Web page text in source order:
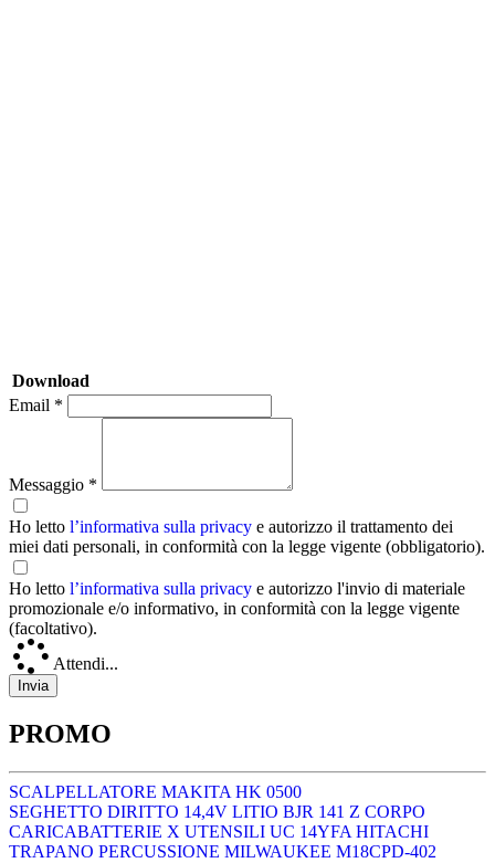
Download
Email *
Messaggio *
Ho letto l’informativa sulla privacy e autorizzo il trattamento dei
miei dati personali, in conformità con la legge vigente (obbligatorio).
Ho letto l’informativa sulla privacy e autorizzo l'invio di materiale
promozionale e/o informativo, in conformità con la legge vigente
(facoltativo).
Attendi...
PROMO
SCALPELLATORE MAKITA HK 0500
SEGHETTO DIRITTO 14,4V LITIO BJR 141 Z CORPO
CARICABATTERIE X UTENSILI UC 14YFA HITACHI
TRAPANO PERCUSSIONE MILWAUKEE M18CPD-402